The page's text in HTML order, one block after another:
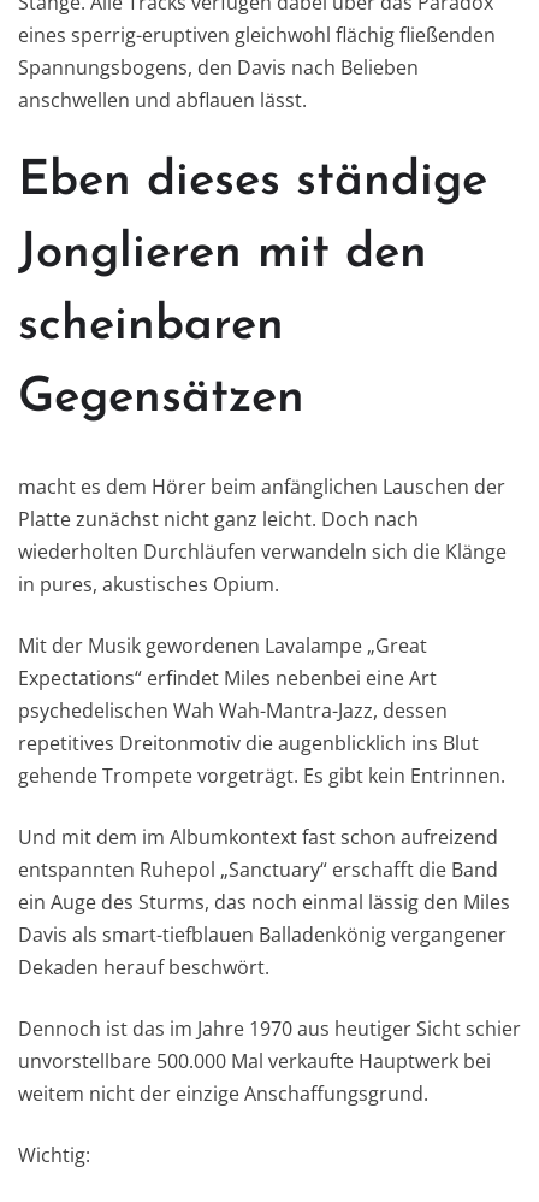
eines sperrig-eruptiven gleichwohl flächig fließenden
Spannungsbogens, den Davis nach Belieben
anschwellen und abflauen lässt.
Eben dieses ständige
Jonglieren mit den
scheinbaren
Gegensätzen
macht es dem Hörer beim anfänglichen Lauschen der
Platte zunächst nicht ganz leicht. Doch nach
wiederholten Durchläufen verwandeln sich die Klänge
in pures, akustisches Opium.
Mit der Musik gewordenen Lavalampe „Great
Expectations“ erfindet Miles nebenbei eine Art
psychedelischen Wah Wah-Mantra-Jazz, dessen
repetitives Dreitonmotiv die augenblicklich ins Blut
gehende Trompete vorgeträgt. Es gibt kein Entrinnen.
Und mit dem im Albumkontext fast schon aufreizend
entspannten Ruhepol „Sanctuary“ erschafft die Band
ein Auge des Sturms, das noch einmal lässig den Miles
Davis als smart-tiefblauen Balladenkönig vergangener
Dekaden herauf beschwört.
Dennoch ist das im Jahre 1970 aus heutiger Sicht schier
unvorstellbare 500.000 Mal verkaufte Hauptwerk bei
weitem nicht der einzige Anschaffungsgrund.
Wichtig: